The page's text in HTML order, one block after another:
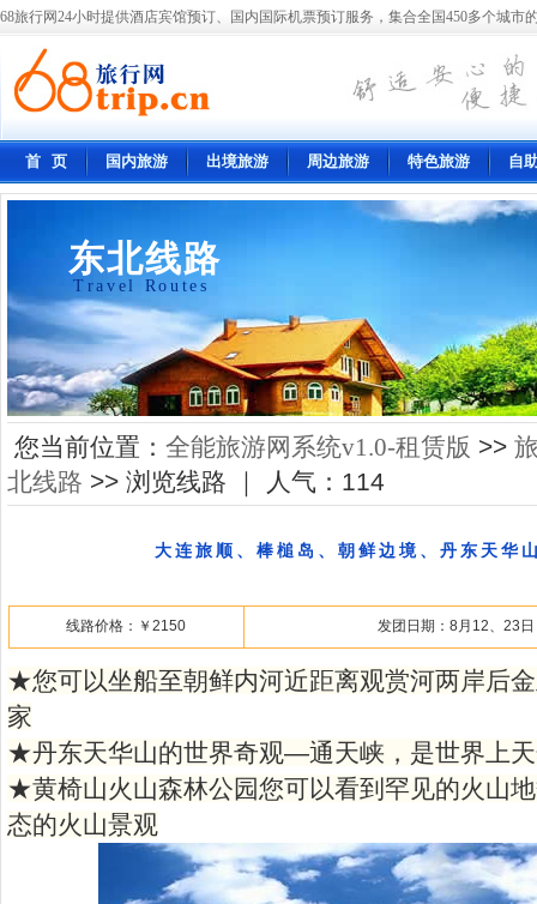
68旅行网24小时提供酒店宾馆预订、国内国际机票预订服务，集合全国450多个城市
首 页 国内旅游 出境旅游 周边旅游 特色旅游 自
东北线路
Travel Routes
您当前位置： 全能旅游网系统v1.0-租赁版 >>
北线路 >> 浏览线路 ｜ 人气： 114
大连旅顺、棒槌岛、朝鲜边境、丹东天华
线路价格：￥2150 发团日期：8月12、23日
★您可以坐船至朝鲜内河近距离观赏河两岸后
家
★丹东天华山的世界奇观—通天峡，是世界上
★黄椅山火山森林公园您可以看到罕见的火山
态的火山景观